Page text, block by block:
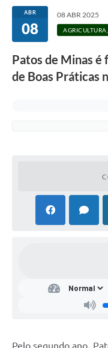
ABR
08
08 ABR 2025
Patos de Minas
de Boas Práticas
Pelo segundo ano,